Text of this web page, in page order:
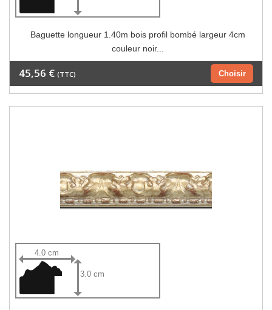
Baguette longueur 1.40m bois profil bombé largeur 4cm
couleur noir...
Choisir
45,56 € (TTC)
4.0 cm
3.0 cm